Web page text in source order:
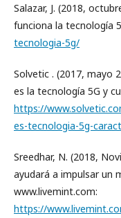
Salazar, J. (2018,
funciona la tecnología
tecnologia-5g/
Solvetic . (2017, mayo
es la tecnología 5G y
https://
es-tecnologia-5g-
Sreedhar, N. (2018,
ayudará a impulsar un
www.livemint.com:
https://